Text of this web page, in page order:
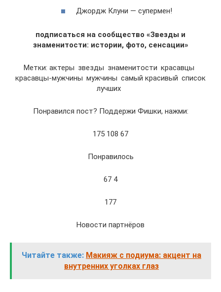
Джордж Клуни — супермен!
подписаться на сообщество «Звезды и
знаменитости: истории, фото, сенсации»
Метки: актеры звезды знаменитости красавцы
красавцы-мужчины мужчины самый красивый список
лучших
Понравился пост? Поддержи Фишки, нажми:
175 108 67
Понравилось
67 4
177
Новости партнёров
Читайте также: Макияж с подиума: акцент на
внутренних уголках глаз